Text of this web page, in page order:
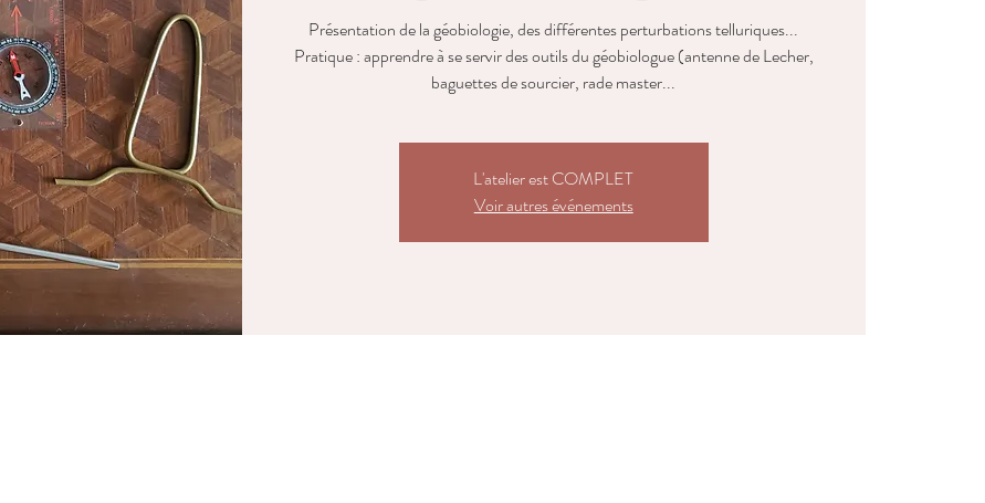
Présentation de la géobiologie, des différentes perturbations telluriques...
Pratique : apprendre à se servir des outils du géobiologue (antenne de Lecher,
baguettes de sourcier, rade master...
L'atelier est COMPLET
Voir autres événements